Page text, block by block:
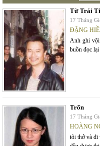
Từ Trái
17 Tháng
ĐẶNG
Anh ghi vội
buồn đọc
Trốn
17 Tháng
HOÀNG
tôi thở và đi